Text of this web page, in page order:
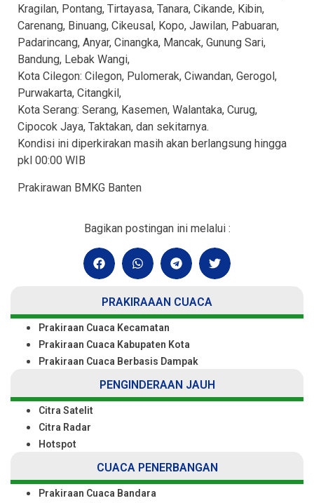
Kragilan, Pontang, Tirtayasa, Tanara, Cikande, Kibin,
Carenang, Binuang, Cikeusal, Kopo, Jawilan, Pabuaran,
Padarincang, Anyar, Cinangka, Mancak, Gunung Sari,
Bandung, Lebak Wangi,
Kota Cilegon: Cilegon, Pulomerak, Ciwandan, Gerogol,
Purwakarta, Citangkil,
Kota Serang: Serang, Kasemen, Walantaka, Curug,
Cipocok Jaya, Taktakan, dan sekitarnya.
Kondisi ini diperkirakan masih akan berlangsung hingga
pkl 00:00 WIB
Prakirawan BMKG Banten
Bagikan postingan ini melalui :
PRAKIRAAAN CUACA
Prakiraan Cuaca Kecamatan
Prakiraan Cuaca Kabupaten Kota
Prakiraan Cuaca Berbasis Dampak
PENGINDERAAN JAUH
Citra Satelit
Citra Radar
Hotspot
CUACA PENERBANGAN
Prakiraan Cuaca Bandara